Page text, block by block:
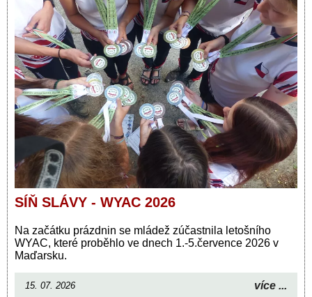
SÍŇ SLÁVY - WYAC 2026
Na začátku prázdnin se mládež zúčastnila letošního
WYAC, které proběhlo ve dnech 1.-5.července 2026 v
Maďarsku.
15. 07. 2026 více ...